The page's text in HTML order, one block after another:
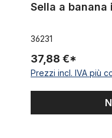
Sella a
36231
37,88 €*
Prezzi incl. IVA più